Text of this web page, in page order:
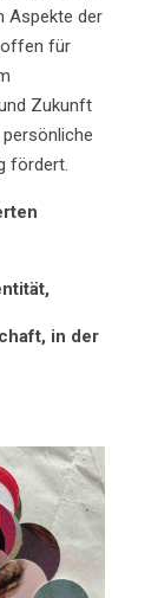
Aspekte der
offen für
Zukunft
fördert.
in der